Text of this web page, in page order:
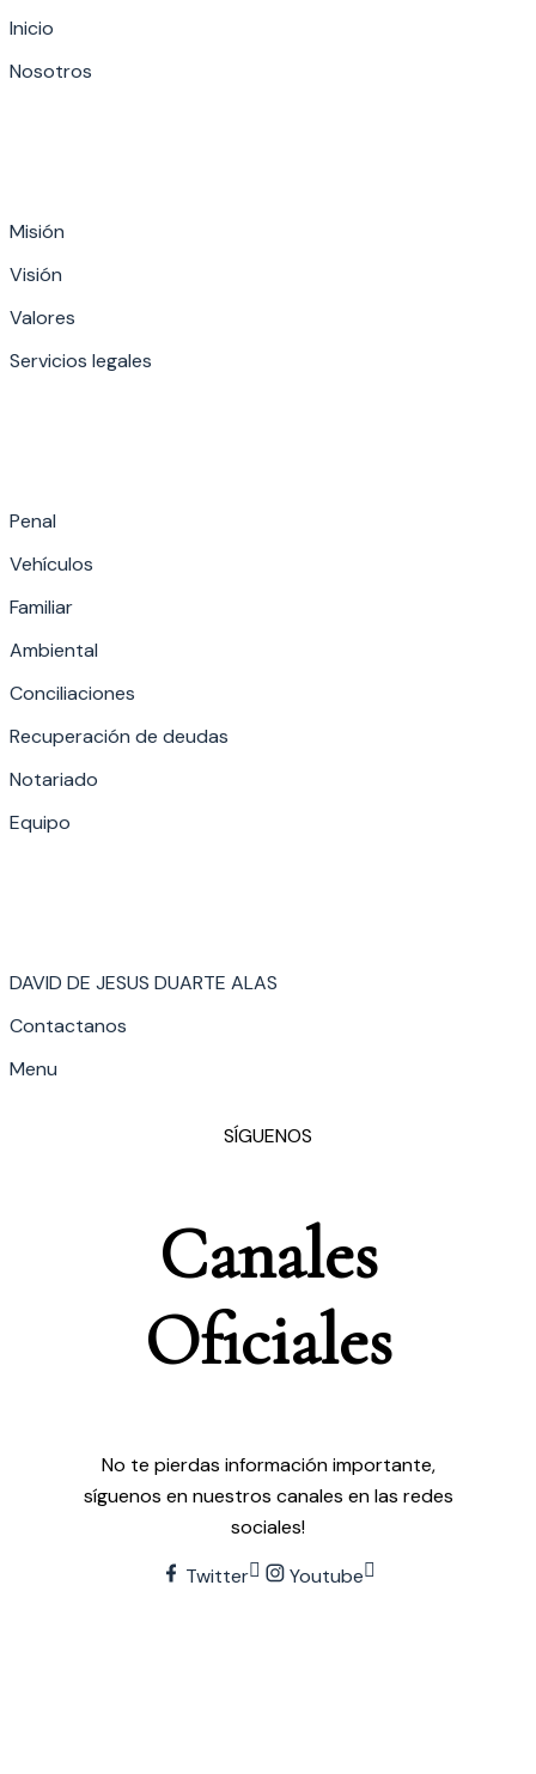
Inicio
Nosotros
Misión
Visión
Valores
Servicios legales
Penal
Vehículos
Familiar
Ambiental
Conciliaciones
Recuperación de deudas
Notariado
Equipo
DAVID DE JESUS DUARTE ALAS
Contactanos
Menu
SÍGUENOS
Canales
Ofciales
No te pierdas información importante,
síguenos en nuestros canales en las redes
sociales!
Twitter
Youtube